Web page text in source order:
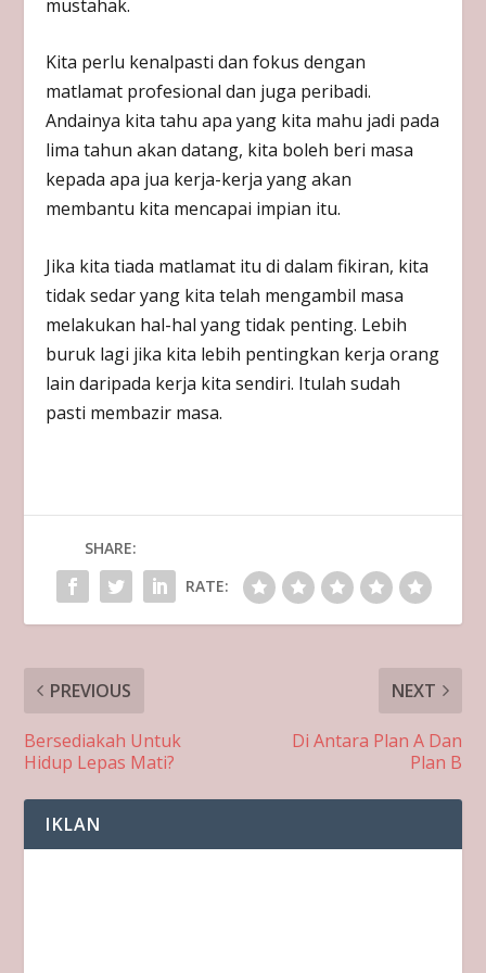
mustahak.
Kita perlu kenalpasti dan fokus dengan
matlamat profesional dan juga peribadi.
Andainya kita tahu apa yang kita mahu jadi pada
lima tahun akan datang, kita boleh beri masa
kepada apa jua kerja-kerja yang akan
membantu kita mencapai impian itu.
Jika kita tiada matlamat itu di dalam fikiran, kita
tidak sedar yang kita telah mengambil masa
melakukan hal-hal yang tidak penting. Lebih
buruk lagi jika kita lebih pentingkan kerja orang
lain daripada kerja kita sendiri. Itulah sudah
pasti membazir masa.
SHARE:
RATE:
PREVIOUS
Bersediakah Untuk
Hidup Lepas Mati?
NEXT
Di Antara Plan A Dan
Plan B
IKLAN